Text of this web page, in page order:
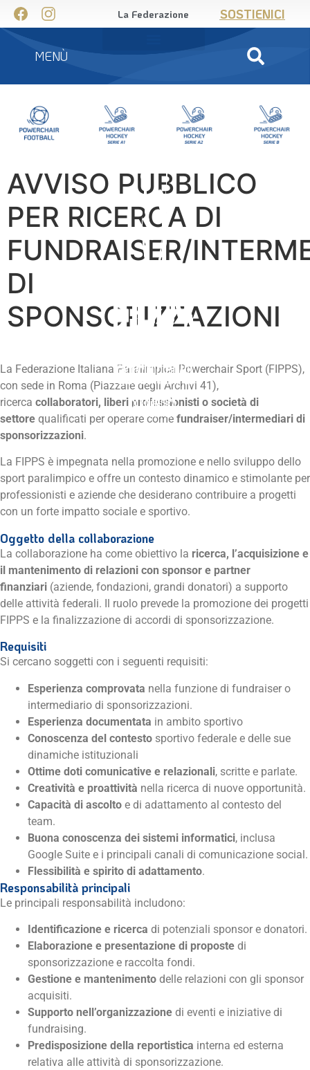
La Federazione SOSTIENICI
MENÙ
AVVISO PUBBLICO
PER RICERCA DI
FUNDRAISER/
DI
SPONSORIZZAZIONI
La Federazione Italiana Paralimpica Powerchair Sport (FIPPS),
con sede in Roma (Piazzale degli Archivi 41),
ricerca collaboratori, liberi professionisti o società di
settore qualificati per operare come fundraiser/intermediari di
sponsorizzazioni.
La FIPPS è impegnata nella promozione e nello sviluppo dello
sport paralimpico e offre un contesto dinamico e stimolante per
professionisti e aziende che desiderano contribuire a progetti
con un forte impatto sociale e sportivo.
Oggetto della collaborazione
La collaborazione ha come obiettivo la ricerca, l’acquisizione e
il mantenimento di relazioni con sponsor e partner
finanziari (aziende, fondazioni, grandi donatori) a supporto
delle attività federali. Il ruolo prevede la promozione dei progetti
FIPPS e la finalizzazione di accordi di sponsorizzazione.
Requisiti
Si cercano soggetti con i seguenti requisiti:
Esperienza comprovata nella funzione di fundraiser o
intermediario di sponsorizzazioni.
Esperienza documentata in ambito sportivo
Conoscenza del contesto sportivo federale e delle sue
dinamiche istituzionali
Ottime doti comunicative e relazionali, scritte e parlate.
Creatività e proattività nella ricerca di nuove opportunità.
Capacità di ascolto e di adattamento al contesto del
team.
Buona conoscenza dei sistemi informatici, inclusa
Google Suite e i principali canali di comunicazione social.
Flessibilità e spirito di adattamento.
Responsabilità principali
Le principali responsabilità includono:
Identificazione e ricerca di potenziali sponsor e donatori.
Elaborazione e presentazione di proposte di
sponsorizzazione e raccolta fondi.
Gestione e mantenimento delle relazioni con gli sponsor
acquisiti.
Supporto nell’organizzazione di eventi e iniziative di
fundraising.
Predisposizione della reportistica interna ed esterna
relativa alle attività di sponsorizzazione.